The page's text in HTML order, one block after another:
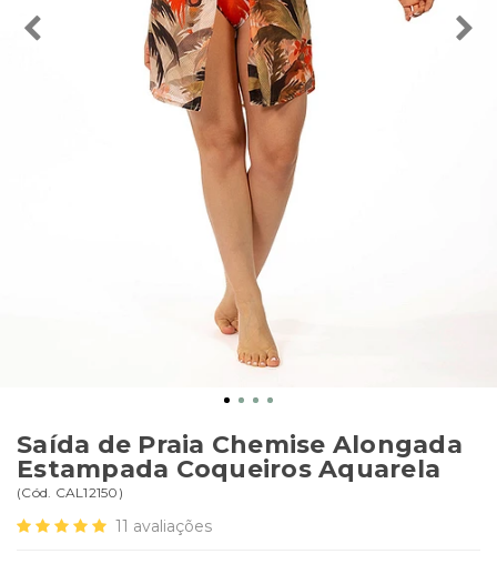
Saída de Praia Chemise Alongada
Estampada Coqueiros Aquarela
(Cód. CAL12150 )
11 avaliações